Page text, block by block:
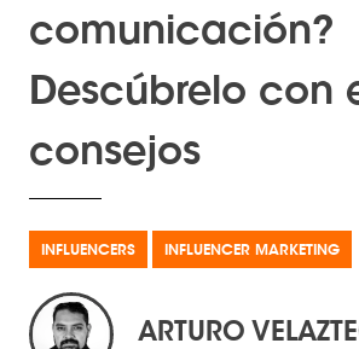
comunicación?
Descúbrelo con
consejos
INFLUENCERS INFLUENCER MARKETING
ARTURO